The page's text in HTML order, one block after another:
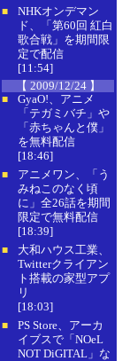
■
NHKオンデマン
ド、「第60回 紅白
歌合戦」を期間限
定で配信
[11:54]
【 2009/12/24 】
■
GyaO!、アニメ
「テガミバチ」や
「赤ちゃんと僕」
を無料配信
[18:46]
■
アニメワン、「う
みねこのなく頃
に」全26話を期間
限定で無料配信
[18:39]
■
大和ハウス工業、
Twitterクライアン
ト搭載の家型アプ
リ
[18:03]
■
PS Store、アーカ
イブスで「NOeL
NOT DiGITAL」な